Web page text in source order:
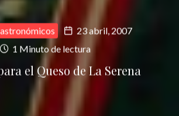
23 abril, 2007
1 Minuto de lectura
el Queso de La Serena